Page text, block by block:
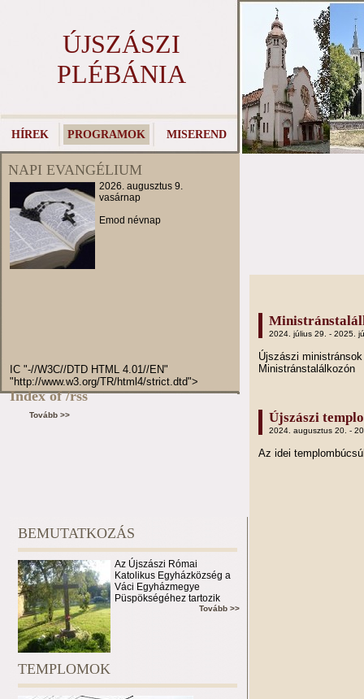
ÚJSZÁSZI
PLÉBÁNIA
HÍREK PROGRAMOK MISEREND
NAPI EVANGÉLIUM
2026. augusztus 9.
vasárnap
Emod névnap
IC "-//W3C//DTD HTML 4.01//EN"
"http://www.w3.org/TR/html4/strict.dtd">
Index of /rss
Tovább >>
2024. július 29. - 2025.
Újszászi
Ministránstalálkozón
Újszászi
2024. augusztus 20. -
Az idei
BEMUTATKOZÁS
Az Újszászi Római
Katolikus Egyházközség a
Váci Egyházmegye
Püspökségéhez tartozik
Tovább >>
TEMPLOMOK